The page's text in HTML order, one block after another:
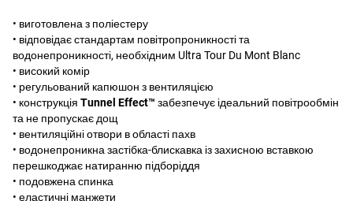
• виготовлена ​​з поліестеру
• відповідає стандартам повітропроникності та
водонепроникності, необхідним Ultra Tour Du Mont Blanc
• високий комір
• регульований капюшон з вентиляцією
• конструкція Tunnel Effect™ забезпечує ідеальний повітрообмін
та не пропускає дощ
• вентиляційні отвори в області пахв
• водонепроникна застібка-блискавка із захисною вставкою
перешкоджає натиранню підборіддя
• подовжена спинка
• еластичні манжети